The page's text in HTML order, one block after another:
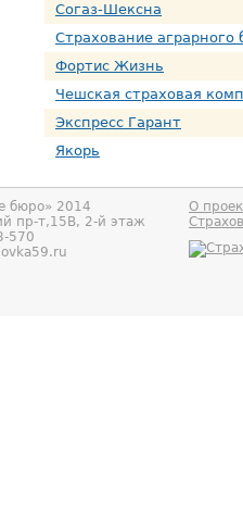
Согаз-Шексна
Страхование аграрного
Фортис Жизнь
Чешская страховая
Экспресс Гарант
Якорь
бюро» 2014
пр-т,15В, 2-й этаж
570
О